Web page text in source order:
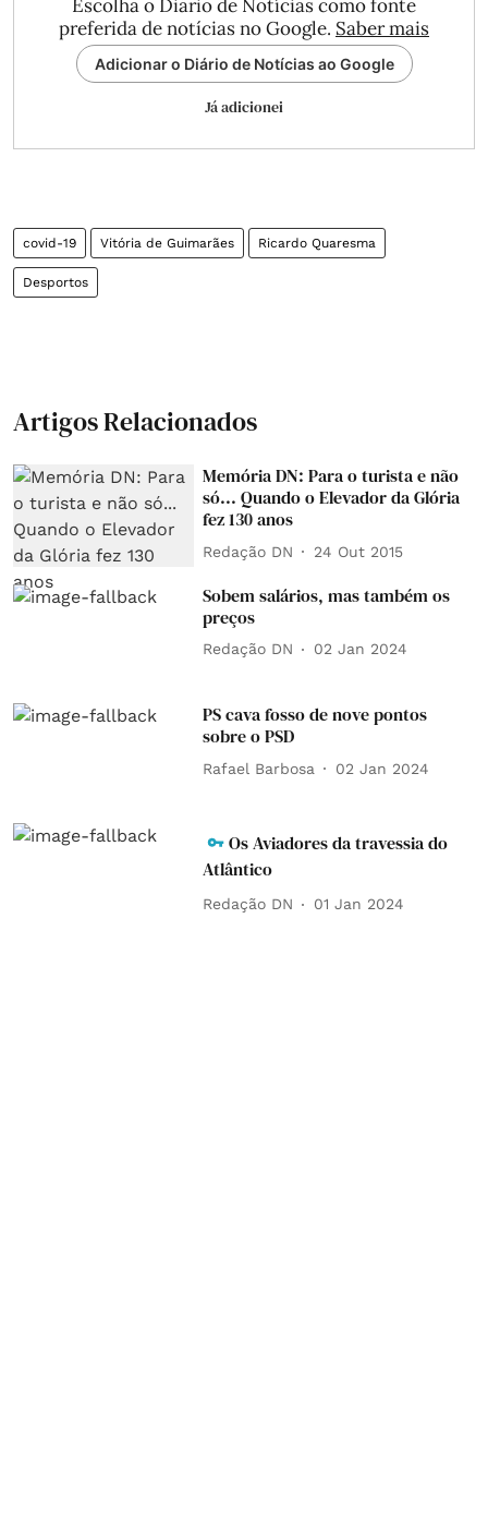
Escolha o Diário de Notícias como fonte
preferida de notícias no Google. Saber mais
Adicionar o Diário de Notícias ao Google
Já adicionei
covid-19 Vitória de Guimarães Ricardo Quaresma
Desportos
Artigos Relacionados
Memória DN: Para o turista e não
só... Quando o Elevador da Glória
fez 130 anos
Redação DN 24 Out 2015
Sobem salários, mas também os
preços
Redação DN 02 Jan 2024
PS cava fosso de nove pontos
sobre o PSD
Rafael Barbosa 02 Jan 2024
Os Aviadores da travessia do
Atlântico
Redação DN 01 Jan 2024